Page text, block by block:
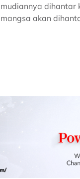
akan